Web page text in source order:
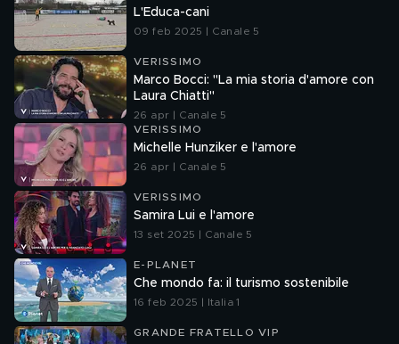
L'Educa-cani
09 feb 2025 | Canale 5
VERISSIMO
Marco Bocci: "La mia storia d'amore con
Laura Chiatti"
26 apr | Canale 5
VERISSIMO
Michelle Hunziker e l'amore
26 apr | Canale 5
VERISSIMO
Samira Lui e l'amore
13 set 2025 | Canale 5
E-PLANET
Che mondo fa: il turismo sostenibile
16 feb 2025 | Italia 1
GRANDE FRATELLO VIP